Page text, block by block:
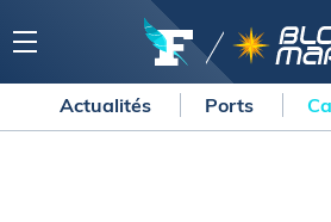
Actualités Ports